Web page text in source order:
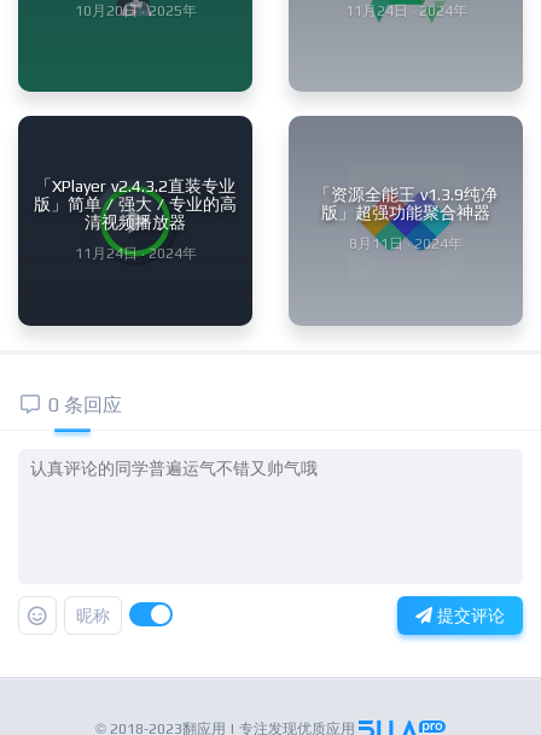
10月20日 · 2025年 11月24日 · 2024年
「XPlayer v2.4.3.2直装专业
版」简单 / 强大 / 专业的高
清视频播放器
11月24日 · 2024年
「资源全能王 v1.3.9纯净
版」超强功能聚合神器
8月11日 · 2024年
0 条回应
昵称 提交评论
© 2018-2023翻应用 | 专注发现优质应用